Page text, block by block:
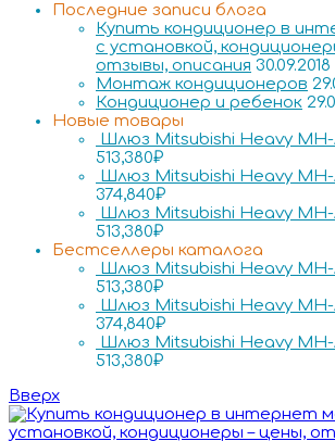
Последние записи блога
Купить кондиционер в
с установкой,
отзывы, описания 30.09.2018
Монтаж кондиционеров
Кондиционер и ребенок
Новые товары
Шлюз Mitsubishi Heavy MH-
513,380₽
Шлюз Mitsubishi Heavy MH-
374,840₽
Шлюз Mitsubishi Heavy MH-
513,380₽
Бестселлеры каталога
Шлюз Mitsubishi Heavy MH-
513,380₽
Шлюз Mitsubishi Heavy MH-
374,840₽
Шлюз Mitsubishi Heavy MH-
513,380₽
Вверх